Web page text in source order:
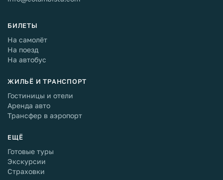
БИЛЕТЫ
На самолёт
На поезд
На автобус
ЖИЛЬЁ И ТРАНСПОРТ
Гостиницы и отели
Аренда авто
Трансфер в аэропорт
ЕЩЁ
Готовые туры
Экскурсии
Страховки